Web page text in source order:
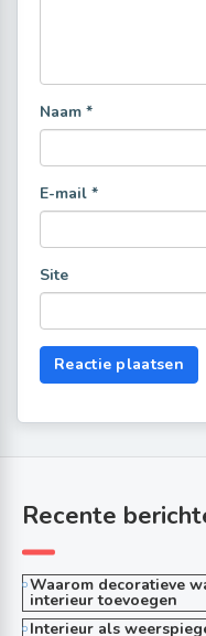
Naam *
E-mail *
Site
Recente
Waarom decoratieve
interieur toevoegen
Interieur als